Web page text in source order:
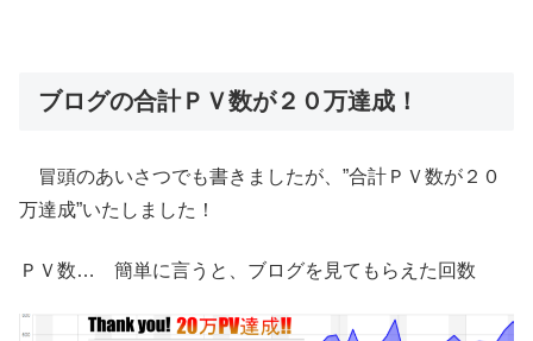
ブログの合計ＰＶ数が２０万達成！
冒頭のあいさつでも書きましたが、”合計ＰＶ数が２０
万達成”いたしました！
ＰＶ数… 簡単に言うと、ブログを見てもらえた回数